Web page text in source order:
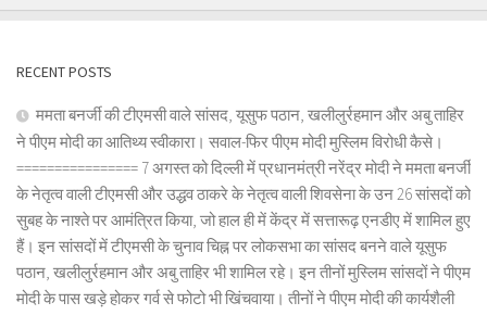
RECENT POSTS
ममता बनर्जी की टीएमसी वाले सांसद, यूसुफ पठान, खलीलुर्रहमान और अबु ताहिर
ने पीएम मोदी का आतिथ्य स्वीकारा। सवाल-फिर पीएम मोदी मुस्लिम विरोधी कैसे।
================ 7 अगस्त को दिल्ली में प्रधानमंत्री नरेंद्र मोदी ने ममता बनर्जी
के नेतृत्व वाली टीएमसी और उद्धव ठाकरे के नेतृत्व वाली शिवसेना के उन 26 सांसदों को
सुबह के नाश्ते पर आमंत्रित किया, जो हाल ही में केंद्र में सत्तारूढ़ एनडीए में शामिल हुए
हैं। इन सांसदों में टीएमसी के चुनाव चिह्न पर लोकसभा का सांसद बनने वाले यूसुफ
पठान, खलीलुर्रहमान और अबु ताहिर भी शामिल रहे। इन तीनों मुस्लिम सांसदों ने पीएम
मोदी के पास खड़े होकर गर्व से फोटो भी खिंचवाया। तीनों ने पीएम मोदी की कार्यशैली